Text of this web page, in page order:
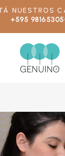
NUESTROS
+595